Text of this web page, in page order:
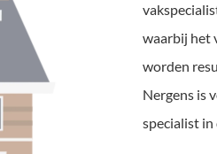
waarbij het
worden
Nergens is
specialist in